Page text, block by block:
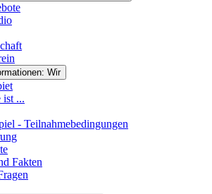
Wir
ist ...
- Teilnahmebedingungen
Fakten